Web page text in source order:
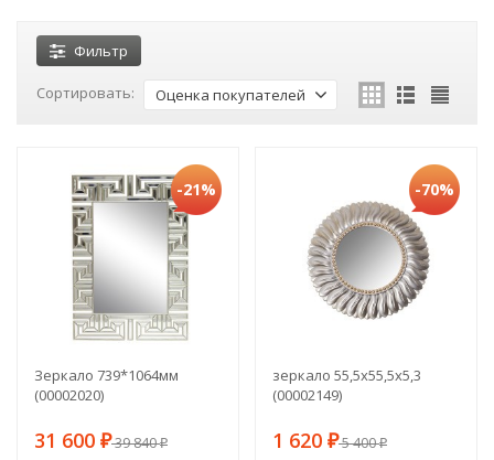
Фильтр
Сортировать: Оценка покупателей
-21%
Зеркало 739*1064мм
(00002020)
31 600 ₽39 840₽
-70%
зеркало 55,5х55,5х5,3
(00002149)
1 620 ₽5 400₽